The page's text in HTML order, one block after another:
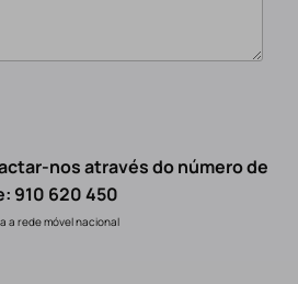
nos através do número de
910 620 450
a rede móvel nacional